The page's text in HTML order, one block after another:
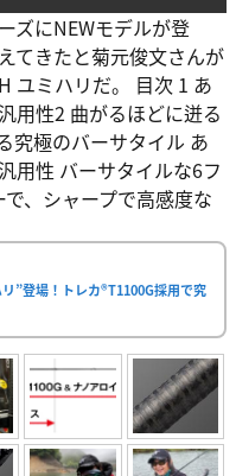
ズにNEWモデルが登
てきたと菊元俊文さんが
ユミハリだ。 目次 1 あ
用性2 曲がるほどに迸る
究極のバーサタイル あ
用性 バーサタイルな6フ
、シャープで高感度な
”登場！トレカ®T1100G採用で究